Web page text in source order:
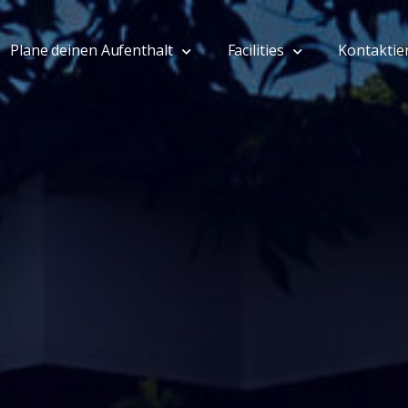
Plane deinen Aufenthalt Facilities